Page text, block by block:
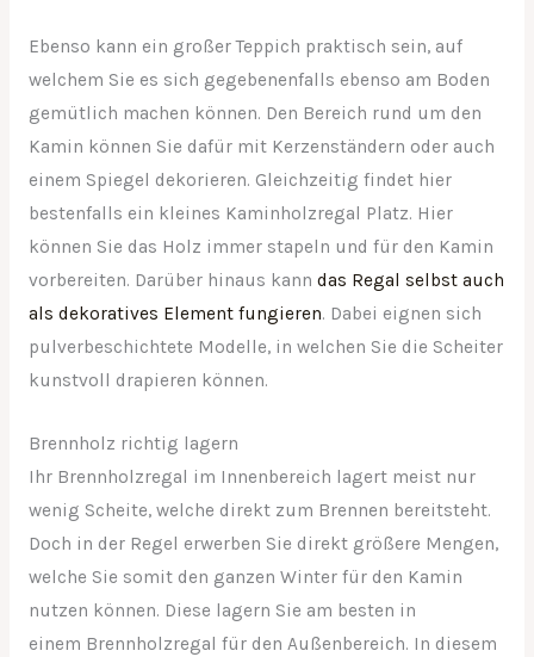
Ebenso kann ein großer Teppich praktisch sein, auf
welchem Sie es sich gegebenenfalls ebenso am Boden
gemütlich machen können. Den Bereich rund um den
Kamin können Sie dafür mit Kerzenständern oder auch
einem Spiegel dekorieren. Gleichzeitig findet hier
bestenfalls ein kleines Kaminholzregal Platz. Hier
können Sie das Holz immer stapeln und für den Kamin
vorbereiten. Darüber hinaus kann das Regal selbst auch
als dekoratives Element fungieren. Dabei eignen sich
pulverbeschichtete Modelle, in welchen Sie die Scheiter
kunstvoll drapieren können.
Brennholz richtig lagern
Ihr Brennholzregal im Innenbereich lagert meist nur
wenig Scheite, welche direkt zum Brennen bereitsteht.
Doch in der Regel erwerben Sie direkt größere Mengen,
welche Sie somit den ganzen Winter für den Kamin
nutzen können. Diese lagern Sie am besten in
einem Brennholzregal für den Außenbereich. In diesem